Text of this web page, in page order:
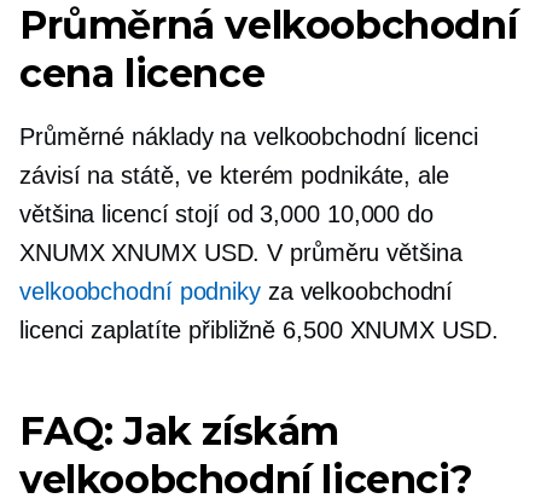
Průměrná velkoobchodní
cena licence
Průměrné náklady na velkoobchodní licenci
závisí na státě, ve kterém podnikáte, ale
většina licencí stojí od 3,000 10,000 do
XNUMX XNUMX USD. V průměru většina
velkoobchodní podnikyza velkoobchodní
licenci zaplatíte přibližně 6,500 XNUMX USD.
FAQ: Jak získám
velkoobchodní licenci?